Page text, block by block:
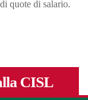
quote di salario.
CISL